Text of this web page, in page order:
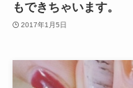
もできちゃいます。
2017年1月5日